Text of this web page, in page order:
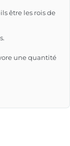
être les rois de
une quantité